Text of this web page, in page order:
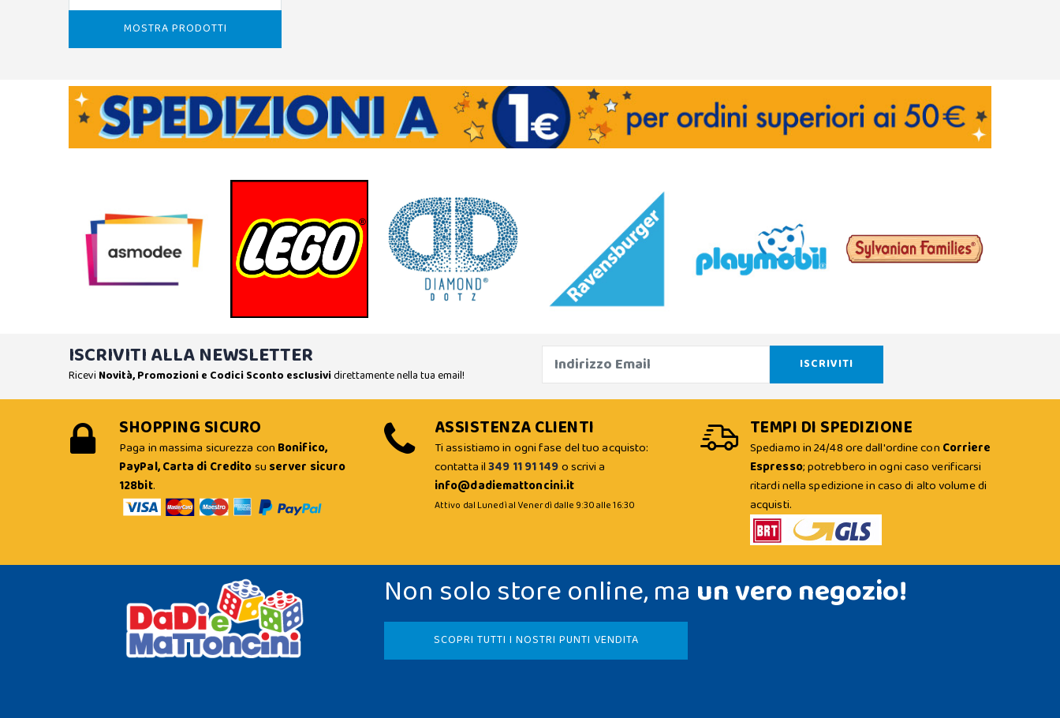
MOSTRA PRODOTTI
ISCRIVITI ALLA NEWSLETTER
Ricevi Novità, Promozioni e Codici Sconto esclusividirettamente nella tua email!
SHOPPING SICURO
Paga in massima sicurezza con Bonifico,
PayPal, Carta di Creditosu server sicuro
128bit.
ASSISTENZA CLIENTI
Ti assistiamo in ogni fase del tuo acquisto:
contatta il349 11 91 149o scrivi a
info@dadiemattoncini.it
Attivo dal Lunedì al Venerdì dalle 9:30 alle 16:30
TEMPI DI SPEDIZIONE
Spediamo in 24/48 ore dall'ordine con Corriere
Espresso; potrebbero in ogni caso verificarsi
ritardi nella spedizione in caso di alto volume di
acquisti.
Non solo store online, ma un vero negozio!
SCOPRI TUTTI I NOSTRI PUNTI VENDITA